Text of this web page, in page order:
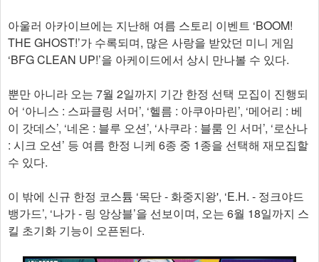
아울러 아카이브에는 지난해 여름 스토리 이벤트 ‘BOOM!
THE GHOST!’가 수록되며, 많은 사랑을 받았던 미니 게임
‘BFG CLEAN UP!’을 아케이드에서 상시 만나볼 수 있다.
뿐만 아니라 오는 7월 2일까지 기간 한정 선택 모집이 진행되
어 ‘아니스 : 스파클링 서머’, ‘헬름 : 아쿠아마린’, ‘메어리 : 베
이 갓데스’, ‘네온 : 블루 오션’, ‘사쿠라 : 블룸 인 서머’, ‘로산나
: 시크 오션’ 등 여름 한정 니케 6종 중 1종을 선택해 재모집할
수 있다.
이 밖에 신규 한정 코스튬 ‘목단 - 화중지왕', ‘E.H. - 정크야드
뱅가드’, ‘나가 - 링 앙상블’을 선보이며, 오는 6월 18일까지 스
킬 초기화 기능이 오픈된다.​